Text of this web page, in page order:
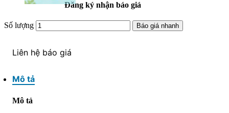
Đăng ký nhận báo giá
Số lượng Báo giá nhanh
Liên hệ báo giá
Mô tả
Mô tả